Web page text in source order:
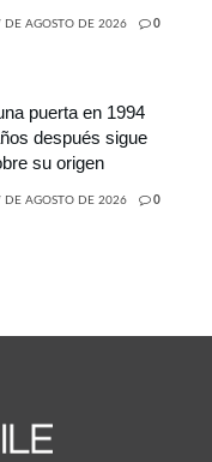
DE AGOSTO DE 2026 0
puerta en 1994
después sigue
su origen
DE AGOSTO DE 2026 0